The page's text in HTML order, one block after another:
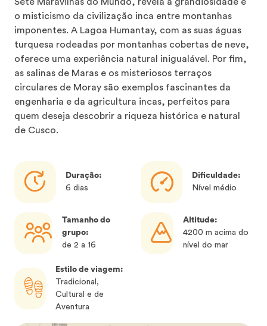
o misticismo da civilização inca entre montanhas
imponentes. A Lagoa Humantay, com as suas águas
turquesa rodeadas por montanhas cobertas de neve,
oferece uma experiência natural inigualável. Por fim,
as salinas de Maras e os misteriosos terraços
circulares de Moray são exemplos fascinantes da
engenharia e da agricultura incas, perfeitos para
quem deseja descobrir a riqueza histórica e natural
de Cusco.
Duração:
6 dias
Dificuldade:
Nível médio
Tamanho do
grupo:
de 2 a 16
Altitude:
4200 m acima do
nível do mar
Estilo de viagem:
Tradicional,
Cultural e de
Aventura